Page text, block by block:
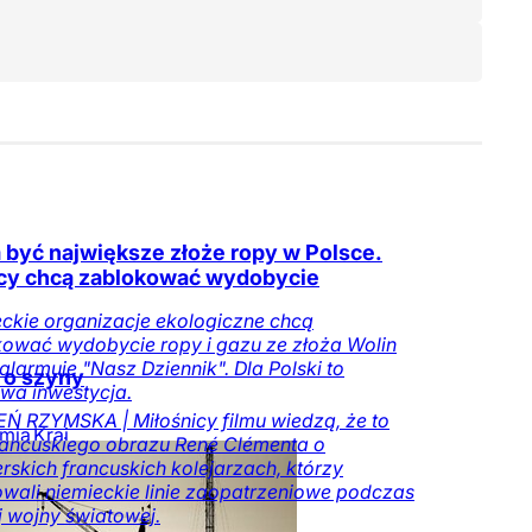
być największe złoże ropy w Polsce.
chcą zablokować wydobycie
organizacje ekologiczne chcą
wydobycie ropy i gazu ze złoża Wolin
"Nasz Dziennik". Dla Polski to
inwestycja.
Kraj
szyny
RZYMSKA | Miłośnicy filmu wiedzą, że to
obrazu René Clémenta o
francuskich kolejarzach, którzy
niemieckie linie zaopatrzeniowe podczas
wojny światowej.